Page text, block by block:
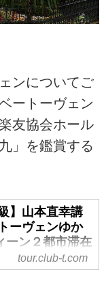
ンについてご
ートーヴェン
友協会ホール
」を鑑賞する
】山本直幸講
ーヴェンゆか
ーン２都市滞在
賞「ウィーン
と「ブッフビ
tour.club-t.com